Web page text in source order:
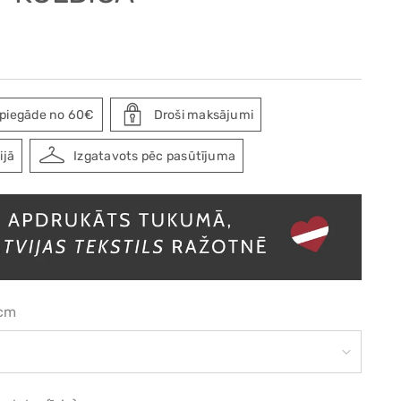
no 60€ Droši maksājumi
Izgatavots pēc pasūtījuma